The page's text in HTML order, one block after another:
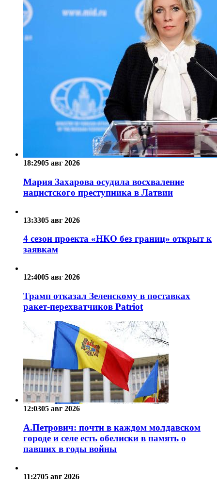
18:2905 авг 2026
Мария Захарова осудила восхваление
нацистского преступника в Латвии
13:3305 авг 2026
4 сезон проекта «НКО без границ» открыт к
заявкам
12:4005 авг 2026
Трамп отказал Зеленскому в поставках
ракет-перехватчиков Patriot
12:0305 авг 2026
А.Петрович: почти в каждом молдавском
городе и селе есть обелиски в память о
павших в годы войны
11:2705 авг 2026